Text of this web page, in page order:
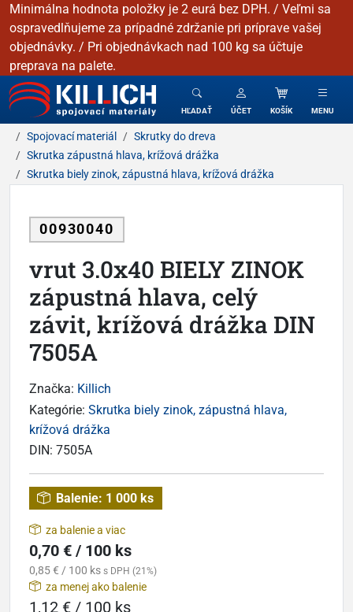
Minimálna hodnota položky je 2 eurá bez DPH. / Veľmi sa
ospravedlňujeme za prípadné zdržanie pri príprave vašej
objednávky. / Pri objednávkach nad 100 kg sa účtuje
preprava na palete.
KILLICH - Spojovacie materiály
HĽADAŤ ÚČET KOŠÍK MENU
Spojovací materiál
Skrutky do dreva
Skrutka zápustná hlava, krížová drážka
Skrutka biely zinok, zápustná hlava, krížová drážka
00930040
vrut 3.0x40 BIELY ZINOK
zápustná hlava, celý
závit, krížová drážka DIN
7505A
Značka: Killich
Kategórie: Skrutka biely zinok, zápustná hlava,
krížová drážka
DIN: 7505A
Balenie: 1 000 ks
za balenie a viac
0,70 € / 100 ks
0,85 € / 100 ks s DPH (21%)
za menej ako balenie
1,12 € / 100 ks